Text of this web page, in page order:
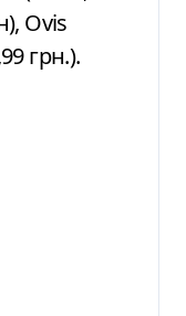
Ovis
грн.).